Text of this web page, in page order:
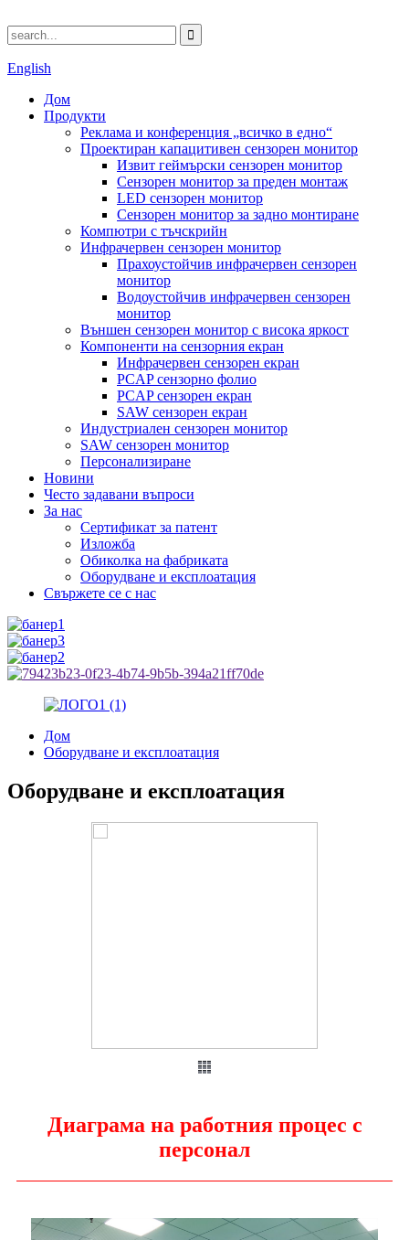
English
Дом
Продукти
Реклама и конференция „всичко в едно“
Проектиран капацитивен сензорен монитор
Извит геймърски сензорен монитор
Сензорен монитор за преден монтаж
LED сензорен монитор
Сензорен монитор за задно монтиране
Компютри с тъчскрийн
Инфрачервен сензорен монитор
Прахоустойчив инфрачервен сензорен
монитор
Водоустойчив инфрачервен сензорен
монитор
Външен сензорен монитор с висока яркост
Компоненти на сензорния екран
Инфрачервен сензорен екран
PCAP сензорно фолио
PCAP сензорен екран
SAW сензорен екран
Индустриален сензорен монитор
SAW сензорен монитор
Персонализиране
Новини
Често задавани въпроси
За нас
Сертификат за патент
Изложба
Обиколка на фабриката
Оборудване и експлоатация
Свържете се с нас
Дом
Оборудване и експлоатация
Оборудване и експлоатация
Диаграма на работния процес с
персонал